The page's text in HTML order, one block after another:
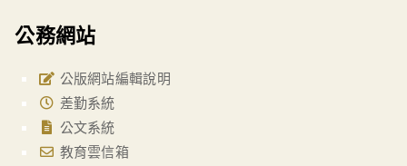
公務網站
公版網站編輯說明
差勤系統
公文系統
教育雲信箱